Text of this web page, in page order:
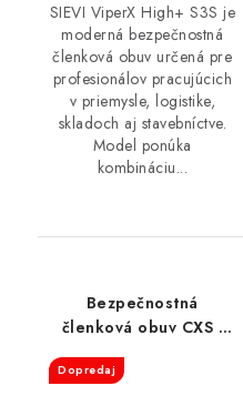
SIEVI ViperX High+ S3S je
moderná bezpečnostná
členková obuv určená pre
profesionálov pracujúcich
v priemysle, logistike,
skladoch aj stavebníctve.
Model ponúka
kombináciu...
Bezpečnostná
členková obuv CXS -
Safety Steel Mangan
Dopredaj